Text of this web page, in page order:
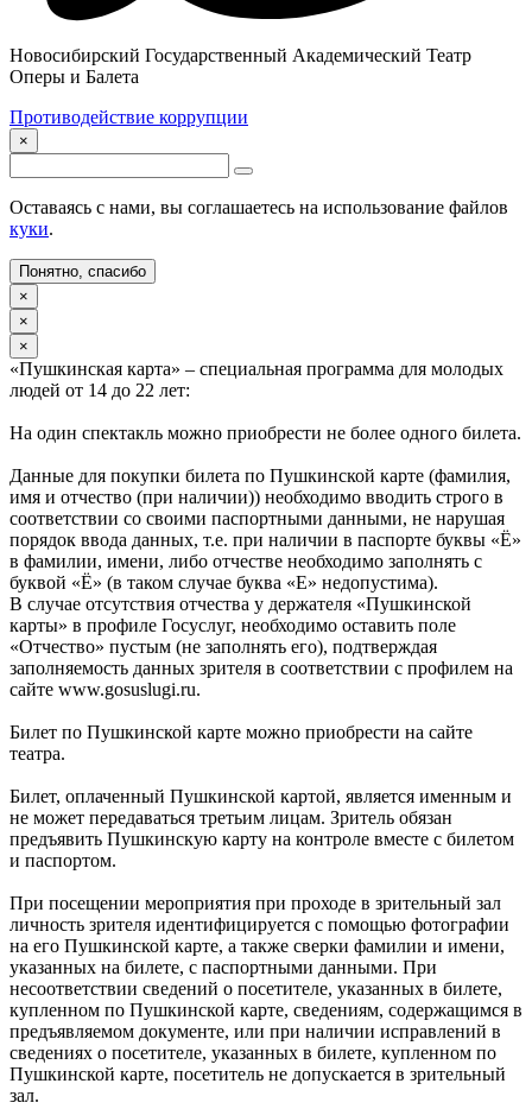
Новосибирский Государственный Академический Театр
Оперы и Балета
Противодействие коррупции
×
Оставаясь с нами, вы соглашаетесь на использование файлов
куки.
Понятно, спасибо
×
×
×
«Пушкинская карта» – специальная программа для молодых
людей от 14 до 22 лет:
На один спектакль можно приобрести не более одного билета.
Данные для покупки билета по Пушкинской карте (фамилия,
имя и отчество (при наличии)) необходимо вводить строго в
соответствии со своими паспортными данными, не нарушая
порядок ввода данных, т.е. при наличии в паспорте буквы «Ё»
в фамилии, имени, либо отчестве необходимо заполнять с
буквой «Ё» (в таком случае буква «Е» недопустима).
В случае отсутствия отчества у держателя «Пушкинской
карты» в профиле Госуслуг, необходимо оставить поле
«Отчество» пустым (не заполнять его), подтверждая
заполняемость данных зрителя в соответствии с профилем на
сайте www.gosuslugi.ru.
Билет по Пушкинской карте можно приобрести на сайте
театра.
Билет, оплаченный Пушкинской картой, является именным и
не может передаваться третьим лицам. Зритель обязан
предъявить Пушкинскую карту на контроле вместе с билетом
и паспортом.
При посещении мероприятия при проходе в зрительный зал
личность зрителя идентифицируется с помощью фотографии
на его Пушкинской карте, а также сверки фамилии и имени,
указанных на билете, с паспортными данными. При
несоответствии сведений о посетителе, указанных в билете,
купленном по Пушкинской карте, сведениям, содержащимся в
предъявляемом документе, или при наличии исправлений в
сведениях о посетителе, указанных в билете, купленном по
Пушкинской карте, посетитель не допускается в зрительный
зал.